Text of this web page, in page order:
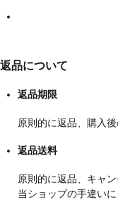
返品について
返品期限
原則的に返品、購入
返品送料
原則的に返品、キャ
当ショップの手違い